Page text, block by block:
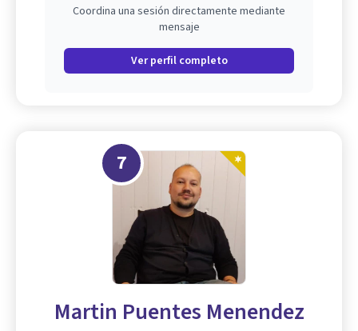
Coordina una sesión directamente mediante
mensaje
Ver perfil completo
7
Martin Puentes Menendez